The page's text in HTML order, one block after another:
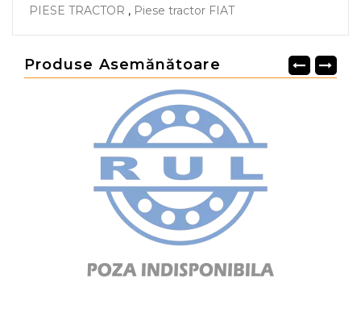
PIESE TRACTOR , Piese tractor FIAT
Produse Asemănătoare